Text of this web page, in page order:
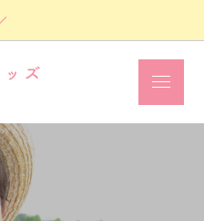
ハートフル
キッズ豊科
Menu